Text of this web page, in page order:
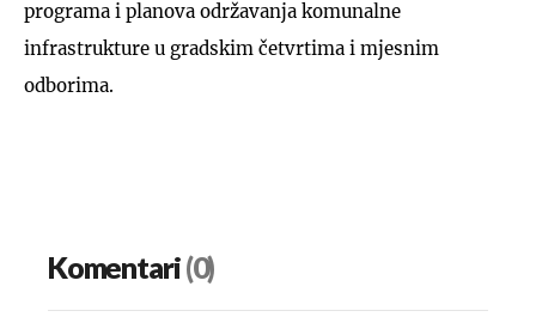
programa i planova održavanja komunalne
infrastrukture u gradskim četvrtima i mjesnim
odborima.
Komentari(0)